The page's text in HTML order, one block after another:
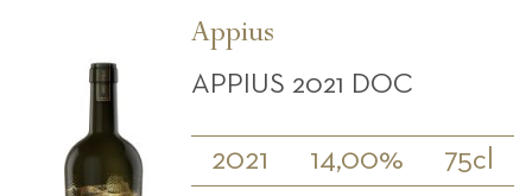
Appius
APPIUS 2021 DOC
2021 14,00% 75cl